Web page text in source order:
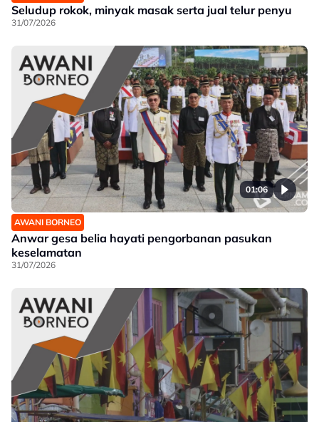
Seludup rokok, minyak masak serta jual telur penyu
31/07/2026
01:06
AWANI BORNEO
Anwar gesa belia hayati pengorbanan pasukan
keselamatan
31/07/2026